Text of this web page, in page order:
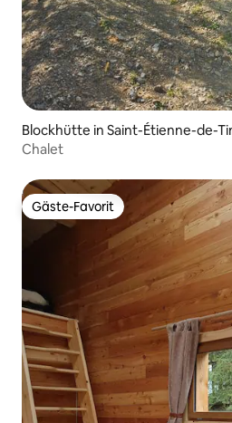
Blockhütte in Saint-Étienne-de-
Chalet
Gäste-Favorit
Gäste-Favorit